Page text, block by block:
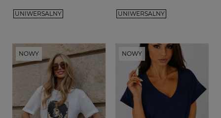
UNIWERSALNY UNIWERSALNY
NOWY NOWY